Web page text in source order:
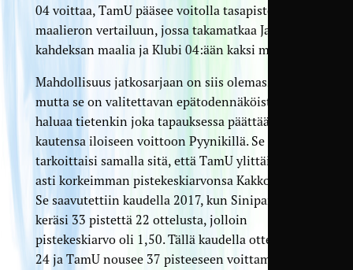
04 voittaa, TamU pääsee voitolla tasapisteisiin ja
maalieron vertailuun, jossa takamatkaa Jazziin on
kahdeksan maalia ja Klubi 04:ään kaksi maalia.
Mahdollisuus jatkosarjaan on siis olemassa,
mutta se on valitettavan epätodennäköistä. TamU
haluaa tietenkin joka tapauksessa päättää
kautensa iloiseen voittoon Pyynikillä. Se
tarkoittaisi samalla sitä, että TamU ylittäisi tähän
asti korkeimman pistekeskiarvonsa Kakkosessa.
Se saavutettiin kaudella 2017, kun Sinipaidat
keräsi 33 pistettä 22 ottelusta, jolloin
pistekeskiarvo oli 1,50. Tällä kaudella otteluita on
24 ja TamU nousee 37 pisteeseen voittamalla